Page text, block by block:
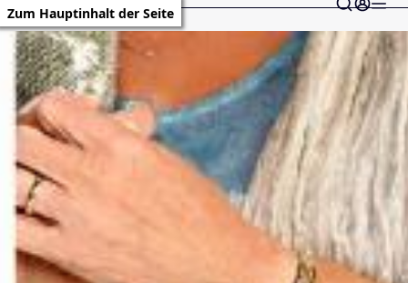
Zum Hauptinhalt der Seite